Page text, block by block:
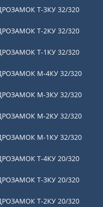
Т-3КУ 32/320
Т-2КУ 32/320
Т-1КУ 32/320
М-4КУ 32/320
М-3КУ 32/320
М-2КУ 32/320
М-1КУ 32/320
Т-4КУ 20/320
Т-3КУ 20/320
Т-2КУ 20/320